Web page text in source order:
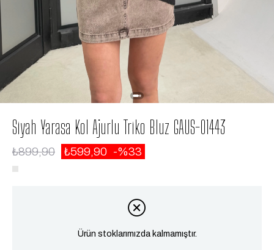
Siyah Yarasa Kol Ajurlu Triko Bluz GAUS-01443
₺899,90 ₺599,90 33
Ürün stoklarımızda kalmamıştır.